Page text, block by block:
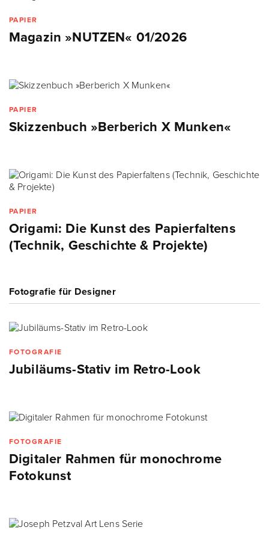
PAPIER
Magazin »NUTZEN« 01/2026
PAPIER
Skizzenbuch »Berberich X Munken«
PAPIER
Origami: Die Kunst des Papierfaltens
(Technik, Geschichte & Projekte)
Fotografie für Designer
FOTOGRAFIE
Jubiläums-Stativ im Retro-Look
FOTOGRAFIE
Digitaler Rahmen für monochrome
Fotokunst